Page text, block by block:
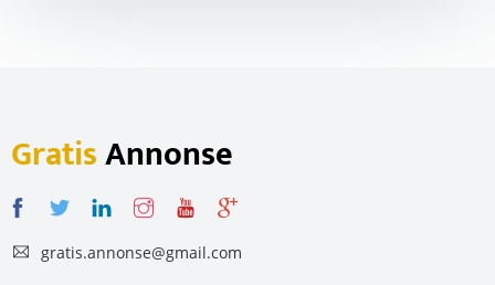
GratisAnnonse
gratis.annonse@gmail.com